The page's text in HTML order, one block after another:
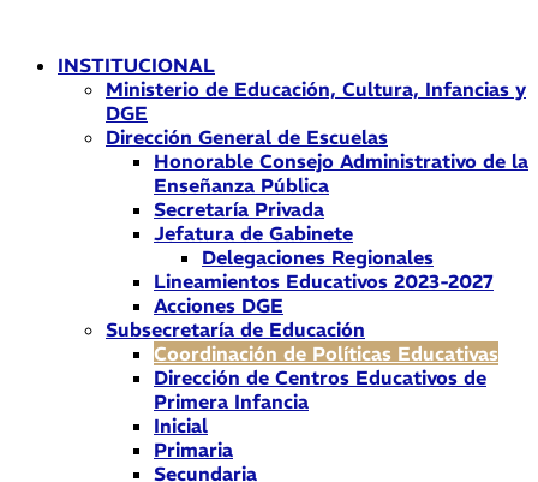
contenidoINSTITUCIONAL
Ministerio de Educación, Cultura, Infancias y
DGE
Dirección General de Escuelas
Honorable Consejo Administrativo de la
Enseñanza Pública
Secretaría Privada
Jefatura de Gabinete
Delegaciones Regionales
Lineamientos Educativos 2023-2027
Acciones DGE
Subsecretaría de Educación
Coordinación de Políticas Educativas
Dirección de Centros Educativos de
Primera Infancia
Inicial
Primaria
Secundaria